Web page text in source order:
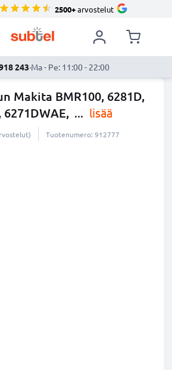
2500+arvostelut
243·Ma - Pe: 11:00 - 22:00
Makita BMR100, 6281D,
6271DWAE, ... lisää
Tuotenumero: 912777